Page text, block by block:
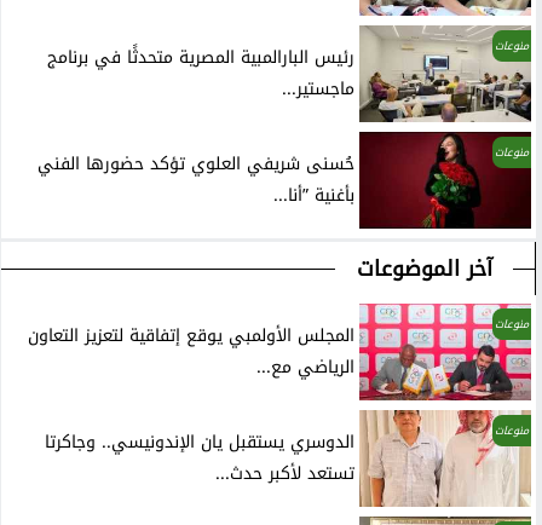
منوعات
رئيس البارالمبية المصرية متحدثًا في برنامج
ماجستير...
منوعات
حُسنى شريفي العلوي تؤكد حضورها الفني
بأغنية ”أنا...
آخر الموضوعات
منوعات
المجلس الأولمبي يوقع إتفاقية لتعزيز التعاون
الرياضي مع...
منوعات
الدوسري يستقبل يان الإندونيسي.. وجاكرتا
تستعد لأكبر حدث...